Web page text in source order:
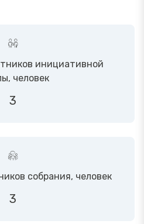
инициативной
человек
3
собрания, человек
3